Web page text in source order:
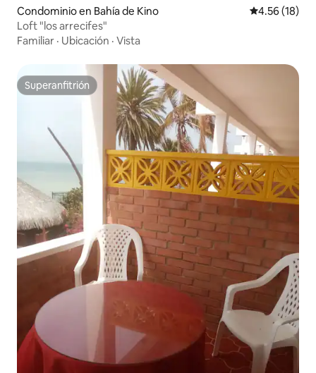
Condominio en Bahía de Kino Calificación
4.56 (18)
Loft "los arrecifes"
Familiar · Ubicación · Vista
Superanfitrión
Superanfitrión